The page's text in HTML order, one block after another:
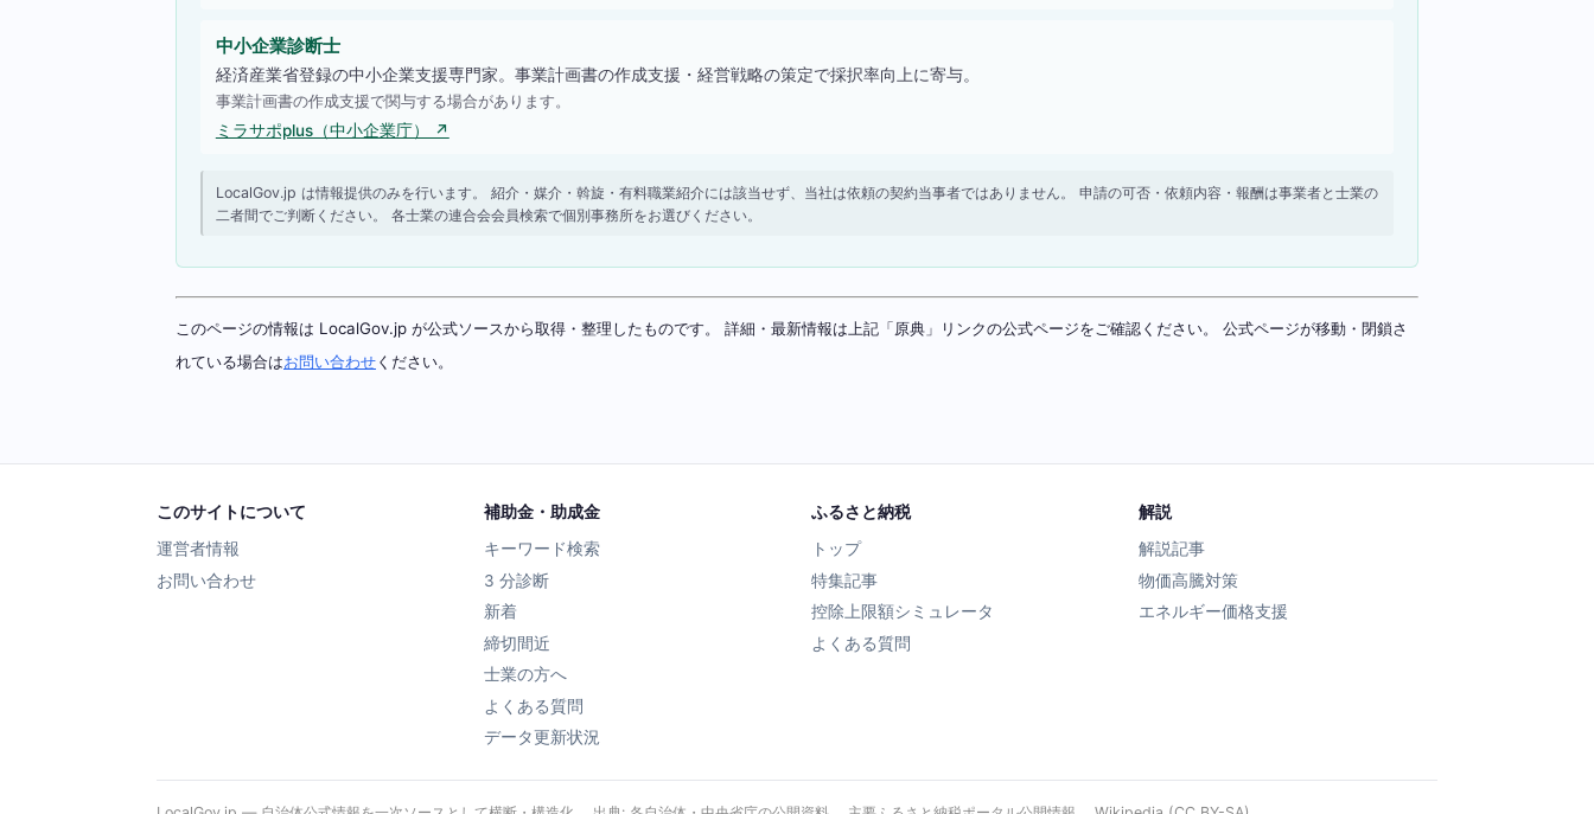
中小企業診断士
経済産業省登録の中小企業支援専門家。事業計画書の作成支援・経営戦略の策定で採択率向上に寄与。
事業計画書の作成支援で関与する場合があります。
ミラサポplus（中小企業庁） ↗
LocalGov.jp は情報提供のみを行います。 紹介・媒介・斡旋・有料職業紹介には該当せず、当社は依頼の契約当事者ではありません。 申請の可否・依頼内容・報酬は事業者と士業の
二者間でご判断ください。 各士業の連合会会員検索で個別事務所をお選びください。
このページの情報は LocalGov.jp が公式ソースから取得・整理したものです。 詳細・最新情報は上記「原典」リンクの公式ページをご確認ください。 公式ページが移動・閉鎖さ
れている場合はお問い合わせください。
このサイトについて
運営者情報
お問い合わせ
補助金・助成金
キーワード検索
3 分診断
新着
締切間近
士業の方へ
よくある質問
データ更新状況
ふるさと納税
トップ
特集記事
控除上限額シミュレータ
よくある質問
解説
解説記事
物価高騰対策
エネルギー価格支援